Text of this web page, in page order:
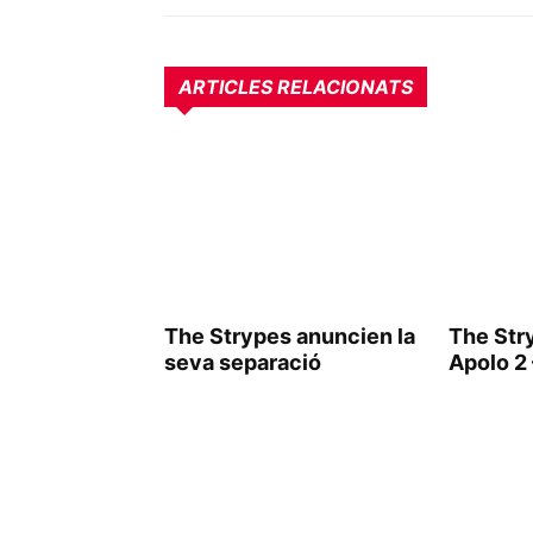
ARTICLES RELACIONATS
The Strypes anuncien la
seva separació
The
Apolo